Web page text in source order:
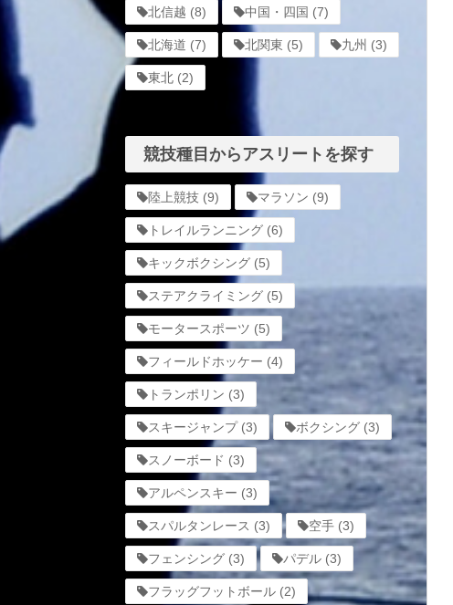
北信越 (8) 中国・四国 (7)
北海道 (7) 北関東 (5) 九州 (3)
東北 (2)
競技種目からアスリートを探す
陸上競技 (9) マラソン (9)
トレイルランニング (6)
キックボクシング (5)
ステアクライミング (5)
モータースポーツ (5)
フィールドホッケー (4)
トランポリン (3)
スキージャンプ(3) ボクシング (3)
スノーボード (3)
アルペンスキー (3)
スパルタンレース (3) 空手 (3)
フェンシング (3) パデル (3)
フラッグフットボール (2)